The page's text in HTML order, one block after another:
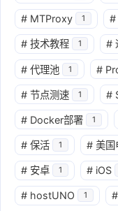
# MTProxy 1 #
# 技术教程 1 #
# 代理池 1 #
# 节点测速 1 #
# Docker部署 1
# 保活 1 # 美国
# 安卓 1 # iOS
# hostUNO 1 #